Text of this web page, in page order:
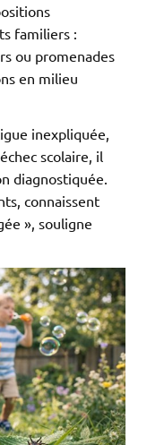
familiers :
ou promenades
en milieu
inexpliquée,
scolaire, il
diagnostiquée.
connaissent
», souligne